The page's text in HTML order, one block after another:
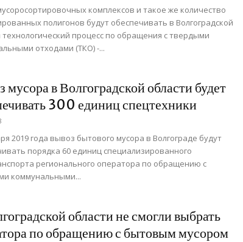
комплексов и такое же количество
полигонов будут обеспечивать в Волгоградской
технологический процесс по обращения с твердыми
отходами (ТКО) -...
мусора в Волгоградской области будет
300 единиц спецтехники
2019 года вывоз бытового мусора в Волгограде будут
порядка 60 единиц специализированного
регионального оператора по обращению с
коммунальными...
области не смогли выбрать
по обращению с бытовым мусором